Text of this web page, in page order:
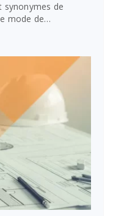
synonymes de
mode de…